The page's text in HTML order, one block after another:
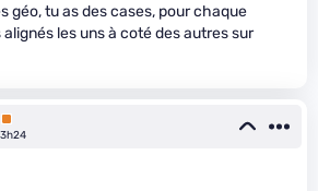
géo, tu as des cases, pour chaque
les uns à coté des autres sur
Premium